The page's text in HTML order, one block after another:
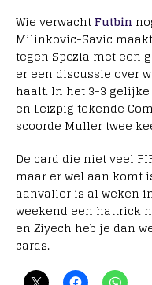
Wie verwachtFutbin
Milinkovic-Savic
tegen Spezia met een
er een discussie over
haalt. In het 3-3
en Leizpig tekende
scoorde Muller twee
De card die niet veel
maar er wel aan komt
aanvaller is al weken
weekend een hattrick
en Ziyech heb je dan
cards.